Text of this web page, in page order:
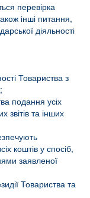
перевірка
інші питання,
діяльності
Товариства з
подання усіх
звітів та інших
коштів у спосіб,
заявленої
Товариства та